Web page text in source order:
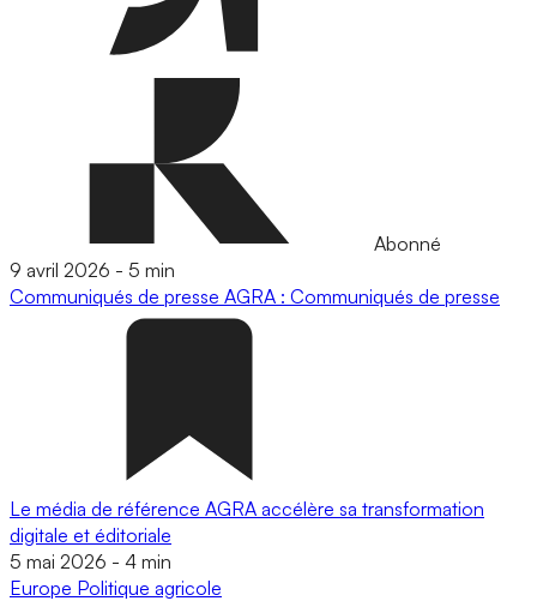
Abonné
9 avril 2026 - 5 min
Communiqués de presse AGRA : Communiqués de presse
Le média de référence AGRA accélère sa transformation
digitale et éditoriale
5 mai 2026 - 4 min
Europe Politique agricole